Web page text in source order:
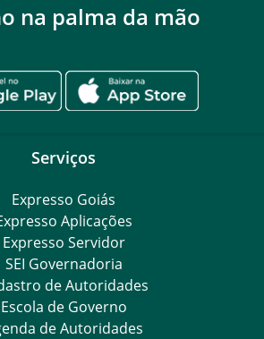
na palma da mão
Serviços
Expresso Goiás
Aplicações
Expresso Servidor
SEI Governadoria
de Autoridades
Escola de Governo
de Autoridades